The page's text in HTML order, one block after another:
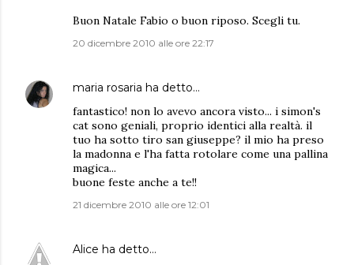
Buon Natale Fabio o buon riposo. Scegli tu.
20 dicembre 2010 alle ore 22:17
maria rosaria ha detto…
fantastico! non lo avevo ancora visto... i simon's
cat sono geniali, proprio identici alla realtà. il
tuo ha sotto tiro san giuseppe? il mio ha preso
la madonna e l'ha fatta rotolare come una pallina
magica...
buone feste anche a te!!
21 dicembre 2010 alle ore 12:01
Alice ha detto…